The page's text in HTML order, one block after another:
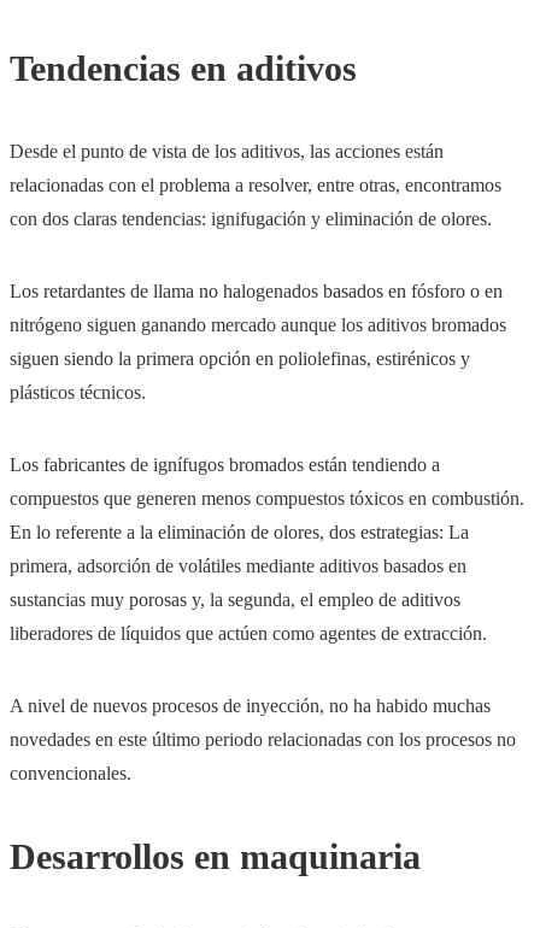
Tendencias en aditivos
Desde el punto de vista de los aditivos, las acciones están
relacionadas con el problema a resolver, entre otras, encontramos
con dos claras tendencias: ignifugación y eliminación de olores.
Los retardantes de llama no halogenados basados en fósforo o en
nitrógeno siguen ganando mercado aunque los aditivos bromados
siguen siendo la primera opción en poliolefinas, estirénicos y
plásticos técnicos.
Los fabricantes de ignífugos bromados están tendiendo a
compuestos que generen menos compuestos tóxicos en combustión.
En lo referente a la eliminación de olores, dos estrategias: La
primera, adsorción de volátiles mediante aditivos basados en
sustancias muy porosas y, la segunda, el empleo de aditivos
liberadores de líquidos que actúen como agentes de extracción.
A nivel de nuevos procesos de inyección, no ha habido muchas
novedades en este último periodo relacionadas con los procesos no
convencionales.
Desarrollos en maquinaria